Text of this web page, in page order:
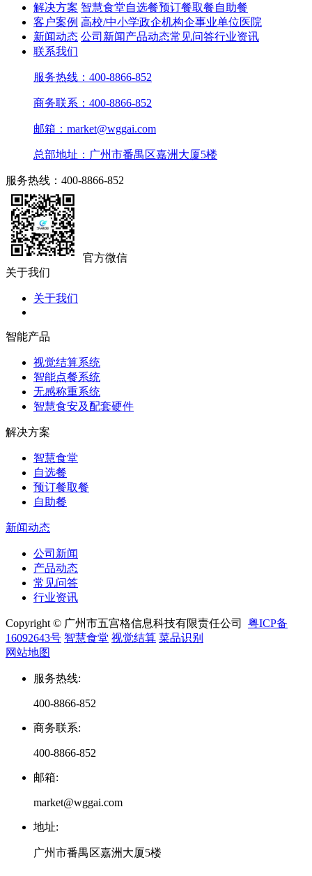
解决方案 智慧食堂自选餐预订餐取餐自助餐
客户案例 高校/中小学政企机构企事业单位医院
新闻动态 公司新闻产品动态常见问答行业资讯
联系我们
服务热线：400-8866-852
商务联系：400-8866-852
邮箱：market@wggai.com
总部地址：广州市番禺区嘉洲大厦5楼
服务热线：400-8866-852
官方微信
关于我们
关于我们
智能产品
视觉结算系统
智能点餐系统
无感称重系统
智慧食安及配套硬件
解决方案
智慧食堂
自选餐
预订餐取餐
自助餐
新闻动态
公司新闻
产品动态
常见问答
行业资讯
Copyright © 广州市五宫格信息科技有限责任公司 粤ICP备
16092643号 智慧食堂 视觉结算 菜品识别
网站地图
服务热线:
400-8866-852
商务联系:
400-8866-852
邮箱:
market@wggai.com
地址:
广州市番禺区嘉洲大厦5楼